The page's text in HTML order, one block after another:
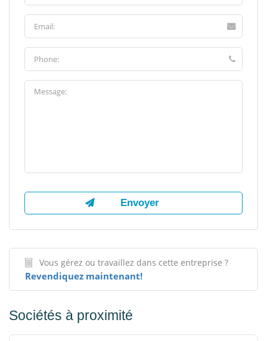
Vous gérez ou travaillez dans cette entreprise ?
Revendiquez maintenant!
Sociétés à proximité